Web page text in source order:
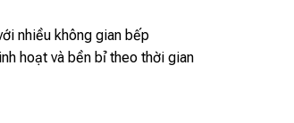
nhiều không gian bếp
hoạt và bền bỉ theo thời gian